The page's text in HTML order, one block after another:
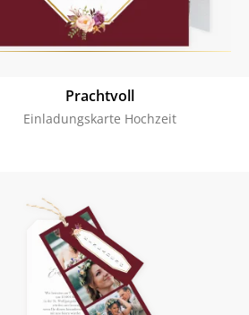
Prachtvoll
Einladungskarte Hochzeit